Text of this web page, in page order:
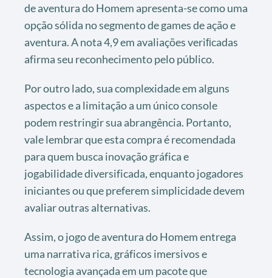
de aventura do Homem apresenta-se como uma
opção sólida no segmento de games de ação e
aventura. A nota 4,9 em avaliações veriﬁcadas
afirma seu reconhecimento pelo público.
Por outro lado, sua complexidade em alguns
aspectos e a limitação a um único console
podem restringir sua abrangência. Portanto,
vale lembrar que esta compra é recomendada
para quem busca inovação gráfica e
jogabilidade diversificada, enquanto jogadores
iniciantes ou que preferem simplicidade devem
avaliar outras alternativas.
Assim, o jogo de aventura do Homem entrega
uma narrativa rica, gráficos imersivos e
tecnologia avançada em um pacote que